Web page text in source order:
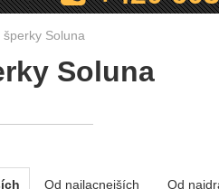
šperky Soluna
Soluna
parametrov
Od najlacnejších Od